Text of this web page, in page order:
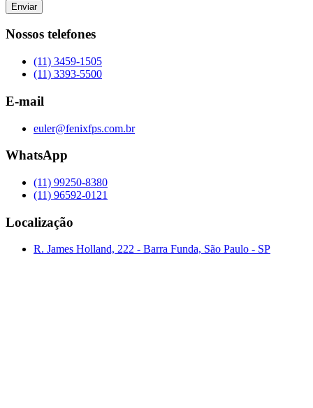
Enviar
Nossos telefones
(11) 3459-1505
(11) 3393-5500
E-mail
euler@fenixfps.com.br
WhatsApp
(11) 99250-8380
(11) 96592-0121
Localização
R. James Holland, 222 - Barra Funda, São Paulo - SP